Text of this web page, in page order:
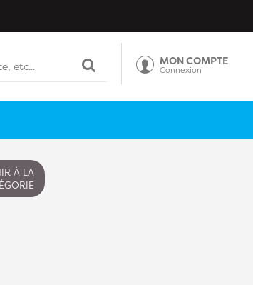
MON COMPTE
Connexion
À LA